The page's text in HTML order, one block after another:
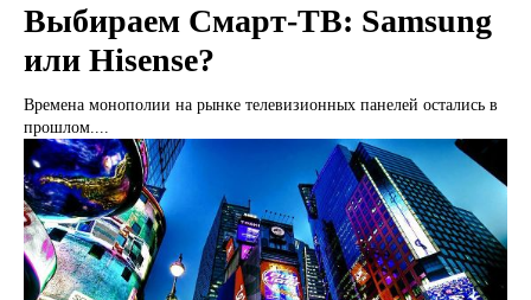
Выбираем Смарт-ТВ: Samsung
или Hisense?
Времена монополии на рынке телевизионных панелей остались в
прошлом....